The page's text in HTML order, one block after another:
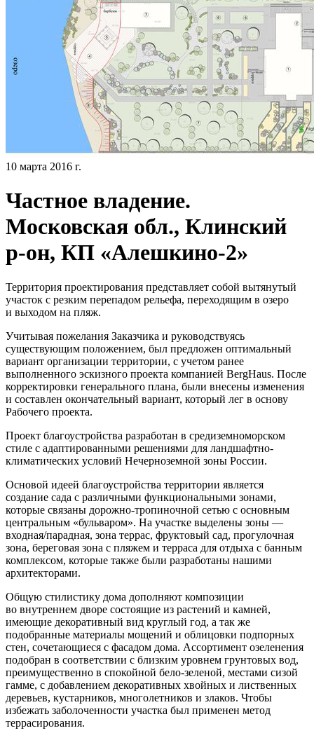
10 марта 2016 г.
Частное владение.
Московская обл., Клинский
р-он, КП «Алешкино-2»
Территория проектирования представляет собой вытянутый
участок с резким перепадом рельефа, переходящим в озеро
и выходом на пляж.
Учитывая пожелания Заказчика и руководствуясь
существующим положением, был предложен оптимальный
вариант организации территории, с учетом ранее
выполненного эскизного проекта компанией BergHaus. После
корректировки генерального плана, были внесены изменения
и составлен окончательный вариант, который лег в основу
Рабочего проекта.
Проект благоустройства разработан в средиземноморском
стиле с адаптированными решениями для ландшафтно-
климатических условий Нечерноземной зоны России.
Основой идеей благоустройства территории является
создание сада с различными функциональными зонами,
которые связаны дорожно-тропиночной сетью с основным
центральным «бульваром». На участке выделены зоны —
входная/парадная, зона террас, фруктовый сад, прогулочная
зона, береговая зона с пляжем и терраса для отдыха с банным
комплексом, которые также были разработаны нашими
архитекторами.
Общую стилистику дома дополняют композиции
во внутреннем дворе состоящие из растений и камней,
имеющие декоративный вид круглый год, а так же
подобранные материалы мощений и облицовки подпорных
стен, сочетающиеся с фасадом дома. Ассортимент озеленения
подобран в соответствии с близким уровнем грунтовых вод,
преимущественно в спокойной бело-зеленой, местами сизой
гамме, с добавлением декоративных хвойных и лиственных
деревьев, кустарников, многолетников и злаков. Чтобы
избежать заболоченности участка был применен метод
террасирования.